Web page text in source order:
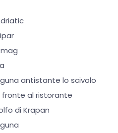
antistante lo scivolo
fronte al ristorante
di Krapan